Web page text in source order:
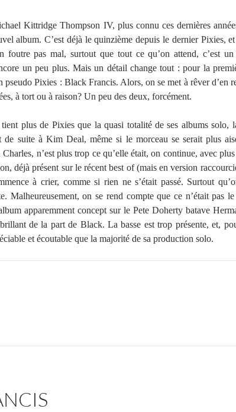
Kittridge Thompson IV, plus connu ces dernières
album. C’est déjà le quinzième depuis le dernier Pixies,
foutre pas mal, surtout que tout ce qu’on attend, c’est
un peu plus. Mais un détail change tout : pour la
pseudo Pixies : Black Francis. Alors, on se met à rêver d’en
à tort ou à raison? Un peu des deux, forcément.
plus de Pixies que la quasi totalité de ses albums solo,
de suite à Kim Deal, même si le morceau se serait plus
n’est plus trop ce qu’elle était, on continue, avec plus
déjà présent sur le récent best of (mais en version
à crier, comme si rien ne s’était passé. Surtout
Malheureusement, on se rend compte que ce n’était pas
apparemment concept sur le Pete Doherty batave
de la part de Black. La basse est trop présente, et,
et écoutable que la majorité de sa production solo.